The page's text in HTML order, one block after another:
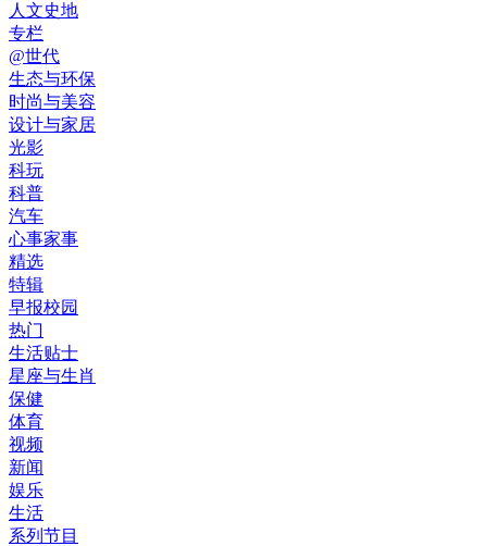
人文史地
专栏
@世代
生态与环保
时尚与美容
设计与家居
光影
科玩
科普
汽车
心事家事
精选
特辑
早报校园
热门
生活贴士
星座与生肖
保健
体育
视频
新闻
娱乐
生活
系列节目